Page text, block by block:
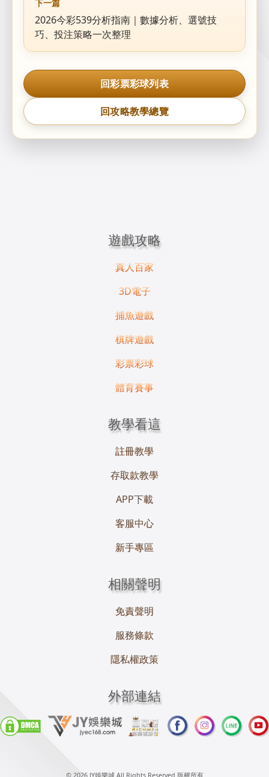
下一篇
2026今彩539分析指南｜數據分析、選號技
巧、投注策略一次整理
回彩票彩球列表
回攻略教學總覽
遊戲攻略
真人百家
3D電子
捕魚遊戲
棋牌遊戲
彩票彩球
體育賽事
教學看這
註冊教學
存取款教學
APP下載
客服中心
新手專區
相關聲明
免責聲明
服務條款
隱私權政策
外部連結
© 2026 JY娛樂城 All Rights Reserved 版權所有